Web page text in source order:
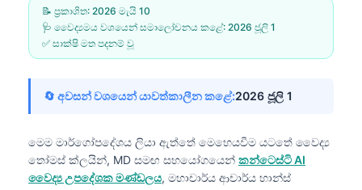
📝 ප්‍රකාශිත: 2026 මැයි 10
🩺 වෛද්‍යමය වශයෙන් සමාලෝචනය කළේ: 2026 ජූලි 1
✅ සාක්ෂි මත පදනම් වූ
🔄 අවසන් වශයෙන් යාවත්කාලීන කළේ:2026 ජූලි 1
මෙම මාර්ගෝපදේශය ලියා ඇත්තේ මෙහෙයවීම යටතේ වෛද්‍ය
තෝමස් ක්ලයින්, MD සමඟ සහයෝගයෙන් කන්ටෙස්ටි AI
වෛද්‍ය උපදේශක මණ්ඩලය, මහාචාර්ය ආචාර්ය හාන්ස්